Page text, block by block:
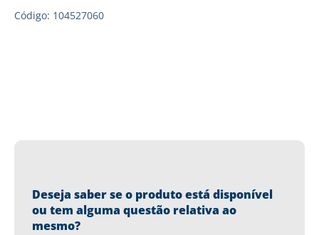
Código: 104527060
Deseja saber se o produto está disponível
ou tem alguma questão relativa ao
mesmo?